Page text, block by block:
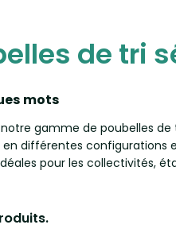
de tri
mots
gamme de poubelles
en différentes configurations
pour les collectivités,